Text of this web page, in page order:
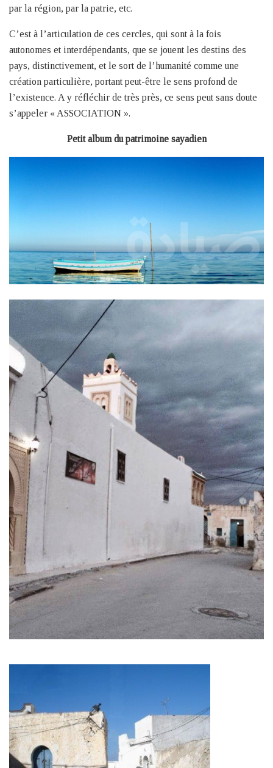
par la région, par la patrie, etc.
C’est à l’articulation de ces cercles, qui sont à la fois
autonomes et interdépendants, que se jouent les destins des
pays, distinctivement, et le sort de l’humanité comme une
création particulière, portant peut-être le sens profond de
l’existence. A y réfléchir de très près, ce sens peut sans doute
s’appeler « ASSOCIATION ».
Petit album du patrimoine sayadien